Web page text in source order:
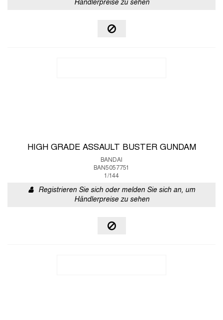
Händlerpreise zu sehen
HIGH GRADE ASSAULT BUSTER GUNDAM
BANDAI
BAN5057751
1/144
Registrieren Sie sich oder melden Sie sich an, um
Händlerpreise zu sehen